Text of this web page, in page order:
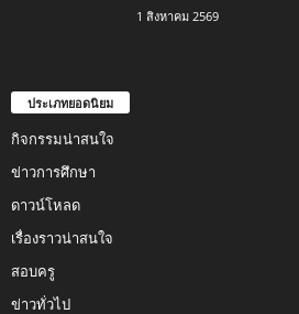
1 สิงหาคม 2569
ประเภทยอดนิยม
กิจกรรมน่าสนใจ
ข่าวการศึกษา
ดาวน์โหลด
เรื่องราวน่าสนใจ
สอบครู
ข่าวทั่วไป